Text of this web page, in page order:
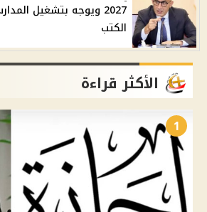
2027 ويوجه بتشغيل
الكتب
الأكثر قراءة
1